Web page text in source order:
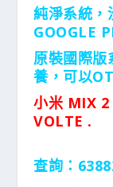
純淨系統，
GOOGLE
原裝國際版
養，可以
小米 MIX 2
VOLTE .
查詢：